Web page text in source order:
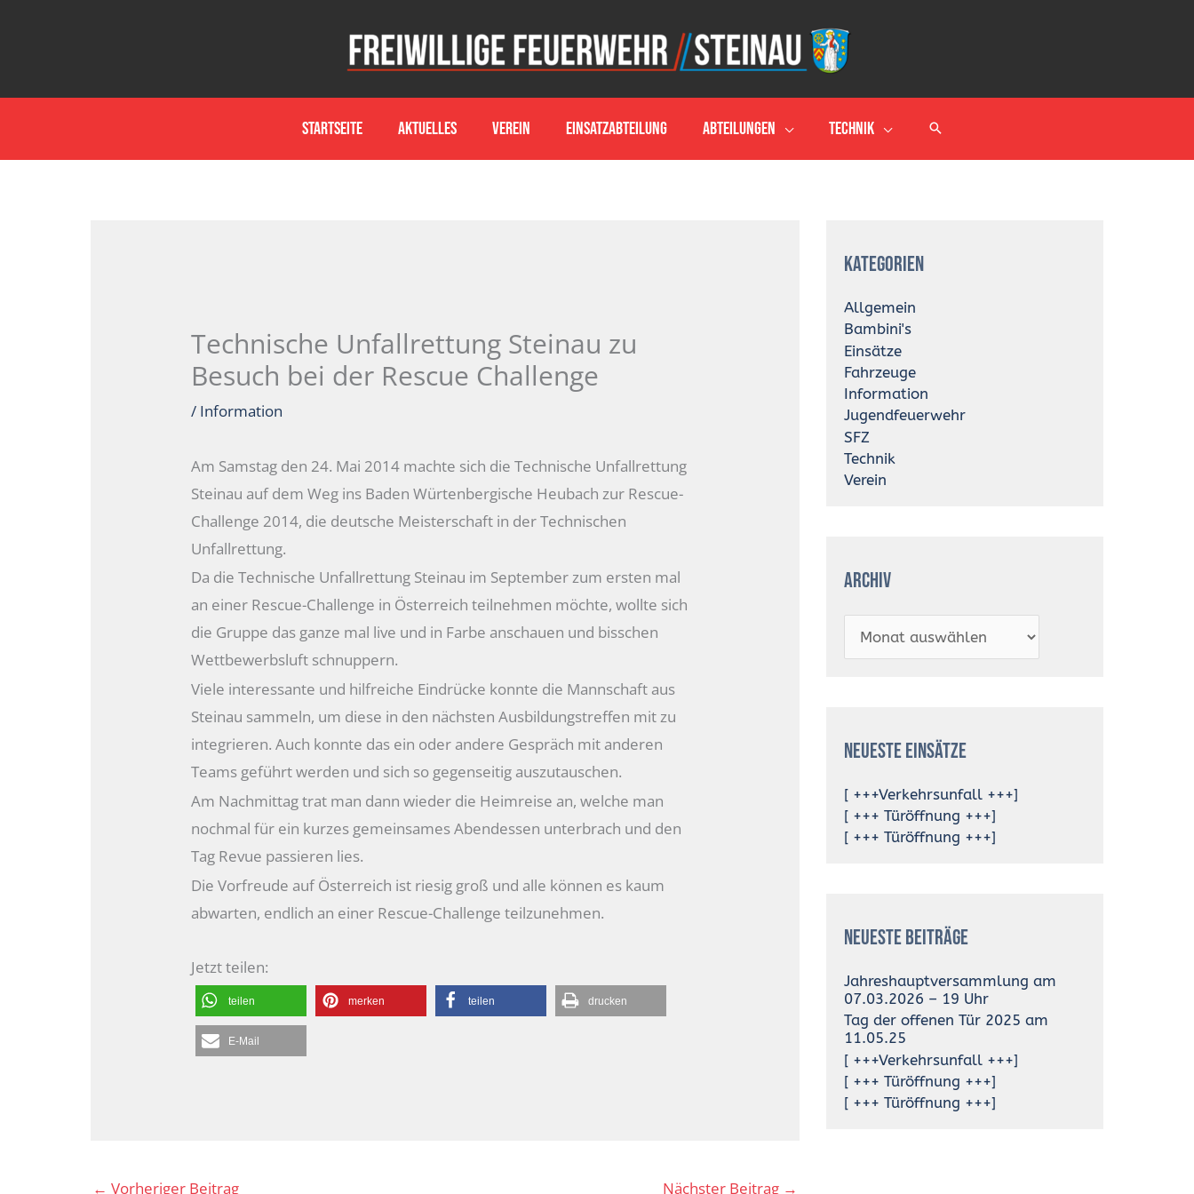
Startseite Aktuelles Verein Einsatzabteilung Abteilungen Technik
Technische Unfallrettung Steinau zu
Besuch bei der Rescue Challenge
/ Information
Am Samstag den 24. Mai 2014 machte sich die Technische Unfallrettung
Steinau auf dem Weg ins Baden Würtenbergische Heubach zur Rescue-
Challenge 2014, die deutsche Meisterschaft in der Technischen
Unfallrettung.
Da die Technische Unfallrettung Steinau im September zum ersten mal
an einer Rescue-Challenge in Österreich teilnehmen möchte, wollte sich
die Gruppe das ganze mal live und in Farbe anschauen und bisschen
Wettbewerbsluft schnuppern.
Viele interessante und hilfreiche Eindrücke konnte die Mannschaft aus
Steinau sammeln, um diese in den nächsten Ausbildungstreffen mit zu
integrieren. Auch konnte das ein oder andere Gespräch mit anderen
Teams geführt werden und sich so gegenseitig auszutauschen.
Am Nachmittag trat man dann wieder die Heimreise an, welche man
nochmal für ein kurzes gemeinsames Abendessen unterbrach und den
Tag Revue passieren lies.
Die Vorfreude auf Österreich ist riesig groß und alle können es kaum
abwarten, endlich an einer Rescue-Challenge teilzunehmen.
Jetzt teilen:
teilen merken teilen drucken
E-Mail
← Vorheriger Beitrag Nächster Beitrag →
Kategorien
Allgemein
Bambini's
Einsätze
Fahrzeuge
Information
Jugendfeuerwehr
SFZ
Technik
Verein
Archiv
c
v
Neueste Einsätze
[ +++Verkehrsunfall +++]
[ +++ Türöffnung +++]
[ +++ Türöffnung +++]
Neueste Beiträge
Jahreshauptversammlung am
07.03.2026 – 19 Uhr
Tag der offenen Tür 2025 am
11.05.25
[ +++Verkehrsunfall +++]
[ +++ Türöffnung +++]
[ +++ Türöffnung +++]